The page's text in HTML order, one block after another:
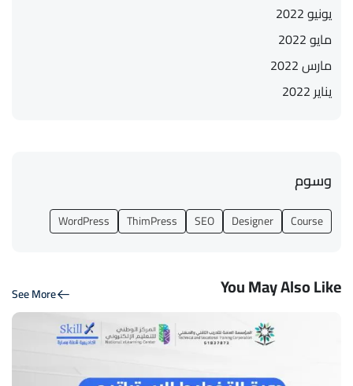
يونيو 2022
مايو 2022
مارس 2022
يناير 2022
وسوم
Course
Designer
SEO
ThimPress
WordPress
You May Also Like
See More